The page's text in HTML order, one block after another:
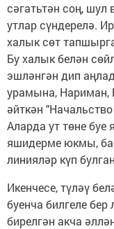
сәгатьтән соң, шул
утлар сүндерелә.
халык сөт
Бу халык белән
эшләнгән дип
урамына, Нариман,
әйткән
Аларда ут төне буе
яшидерме юкмы,
линияләр күп
Икенчесе, түләү
буенча билгеле
бирелгән акча